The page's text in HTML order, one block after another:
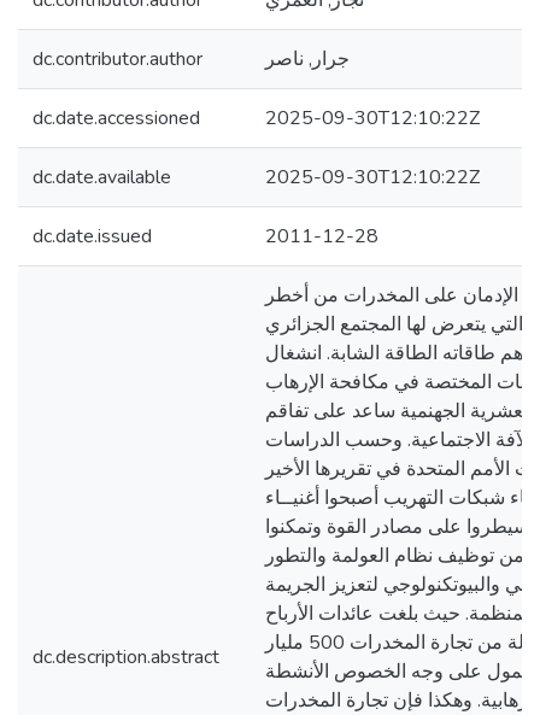
dc.contributor.author جرار, ناصر
dc.date.accessioned 2025-09-30T12:10:22Z
dc.date.available 2025-09-30T12:10:22Z
dc.date.issued 2011-12-28
dc.description.abstract
الإدمان على المخدرات من أخطر
التي يتعرض لها المجتمع الجزائري
أهم طاقاته الطاقة الشابة. انشغال
المختصة في مكافحة الإرهاب
الجهنمية ساعد على تفاقم
الآفة الاجتماعية. وحسب الدراسات
الأمم المتحدة في تقريرها الأخير
شبكات التهريب أصبحوا أغنيــاء
وسيطروا على مصادر القوة وتمكنوا
من توظيف نظام العولمة والتطور
والبيوتكنولوجي لتعزيز الجريمة
المنظمة. حيث بلغت عائدات الأرباح
المسجلة من تجارة المخدرات 500 مليار
تمول على وجه الخصوص الأنشطة
وهكذا فإن تجارة المخدرات